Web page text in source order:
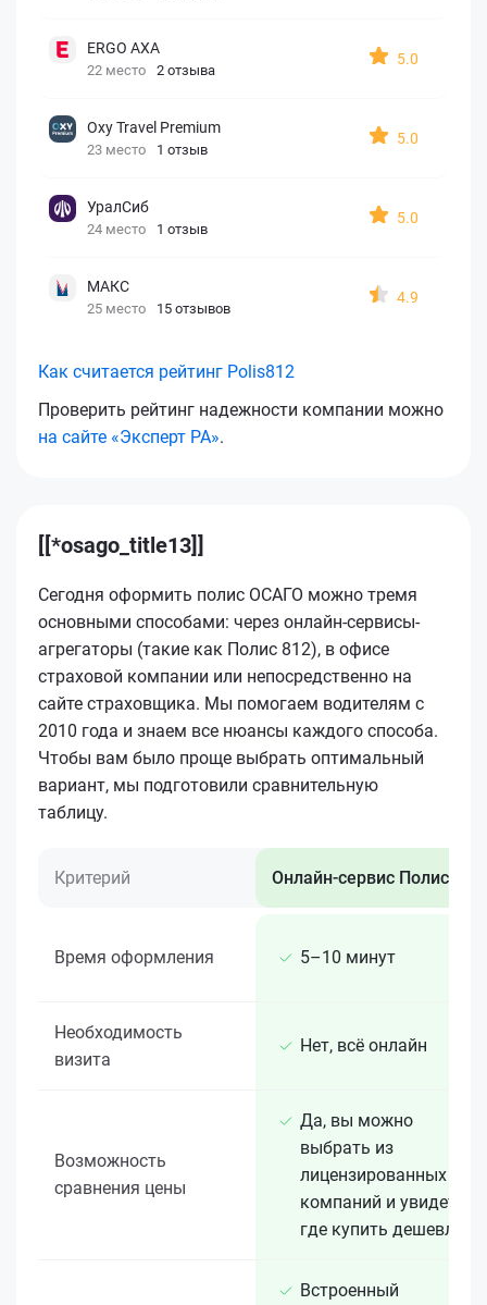
ERGO AXA
22 место 2 отзыва
5.0
Oxy Travel Premium
23 место 1 отзыв
5.0
УралСиб
24 место 1 отзыв
5.0
МАКС
25 место 15 отзывов
4.9
Как считается рейтинг Polis812
Проверить рейтинг надежности компании можно
на сайте «Эксперт РА».
[[*osago_title13]]
Сегодня оформить полис ОСАГО можно тремя
основными способами: через онлайн-сервисы-
агрегаторы (такие как Полис 812), в офисе
страховой компании или непосредственно на
сайте страховщика. Мы помогаем водителям с
2010 года и знаем все нюансы каждого способа.
Чтобы вам было проще выбрать оптимальный
вариант, мы подготовили сравнительную
таблицу.
Критерий Онлайн-сервис Полис 812
Время оформления 5–10 минут
Необходимость
визита
Нет, всё онлайн
Возможность
сравнения цены
Да, вы можно
выбрать из
лицензированных 15+
компаний и увидеть,
где купить дешевле
Встроенный